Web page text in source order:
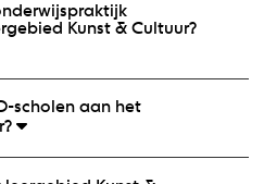
Kunst & Cultuur?
leergebied, in
van projecten of in
Scholen zijn zelf
scholen aan het